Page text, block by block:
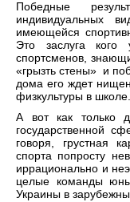
Победные
индивидуальных
имеющейся
Это заслуга кого
спортсменов,
«грызть стены» и
дома его ждет
физкультуры в
А вот как только
государственной
говоря, грустная
спорта попросту
иррационально и
целые команды
Украины в